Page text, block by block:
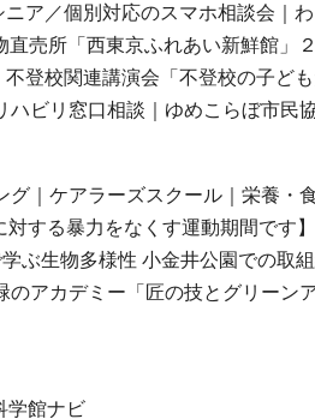
ア／個別対応のスマホ相談会｜
売所「西東京ふれあい新鮮館」
不登校関連講演会「不登校の子ど
ビリ窓口相談｜ゆめこらぼ市民
｜ケアラーズスクール｜栄養・
対する暴力をなくす運動期間です
ぶ生物多様性 小金井公園での取
アカデミー「匠の技とグリーン
学館ナビ